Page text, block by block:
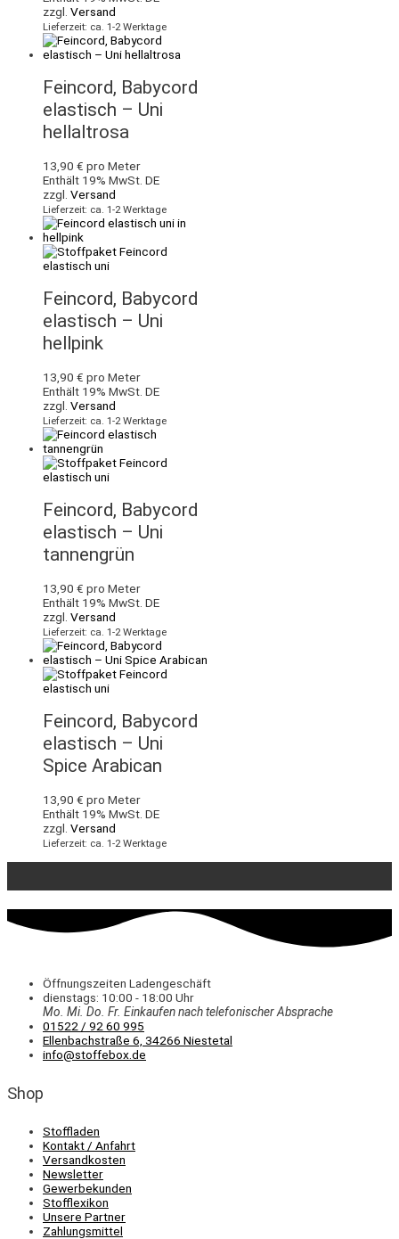
zzgl. Versand
Lieferzeit: ca. 1-2 Werktage
Feincord, Babycord
elastisch – Uni
hellaltrosa
13,90 € pro Meter
Enthält 19% MwSt. DE
zzgl. Versand
Lieferzeit: ca. 1-2 Werktage
Feincord, Babycord
elastisch – Uni
hellpink
13,90 € pro Meter
Enthält 19% MwSt. DE
zzgl. Versand
Lieferzeit: ca. 1-2 Werktage
Feincord, Babycord
elastisch – Uni
tannengrün
13,90 € pro Meter
Enthält 19% MwSt. DE
zzgl. Versand
Lieferzeit: ca. 1-2 Werktage
Feincord, Babycord
elastisch – Uni
Spice Arabican
13,90 € pro Meter
Enthält 19% MwSt. DE
zzgl. Versand
Lieferzeit: ca. 1-2 Werktage
Öffnungszeiten Ladengeschäft
dienstags: 10:00 - 18:00 Uhr
Mo. Mi. Do. Fr. Einkaufennach telefonischer Absprache
01522 / 92 60 995
Ellenbachstraße 6, 34266 Niestetal
info@stoffebox.de
Shop
Stoffladen
Kontakt / Anfahrt
Versandkosten
Newsletter
Gewerbekunden
Stofflexikon
Unsere Partner
Zahlungsmittel